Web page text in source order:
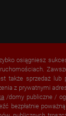
osiągniesz
także sprzedaż lub
z prywatnymi
/domy publiczne /
bezpłatnie